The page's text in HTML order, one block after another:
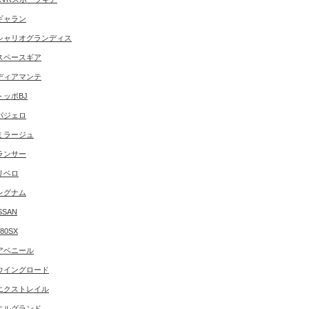
ャラン
ャリオグランディス
ペースギア
ィアマンテ
ッポBJ
ジェロ
ラージュ
ンサー
ベロ
グナム
ベニール
イングロード
クストレイル